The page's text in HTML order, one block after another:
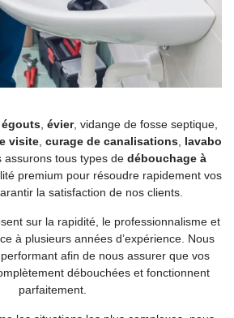
égouts, évier, vidange de fosse septique,
visite, curage de canalisations, lavabo
assurons tous types de débouchage à
premium pour résoudre rapidement vos
la satisfaction de nos clients.
sur la rapidité, le professionnalisme et
à plusieurs années d’expérience. Nous
afin de nous assurer que vos
débouchées et fonctionnent
parfaitement.